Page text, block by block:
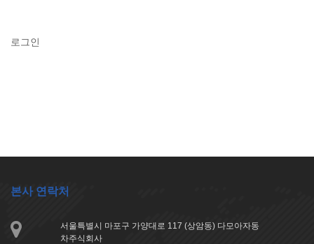
로그인
본사 연락처
서울특별시 마포구 가양대로 117 (상암동) 다모아자동
차주식회사